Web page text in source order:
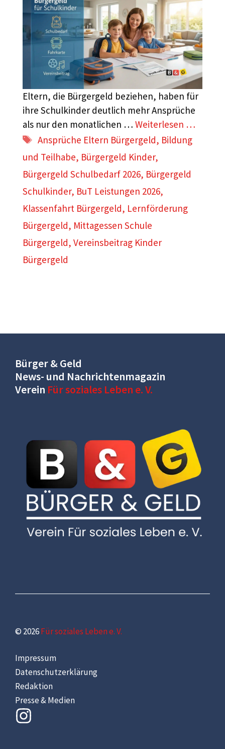
Eltern, die Bürgergeld beziehen, haben für
ihre Schulkinder deutlich mehr Ansprüche
als nur den monatlichen … Weiterlesen …
Schlagwörter
Ansprüche Eltern Bürgergeld, Bildung
und Teilhabe, Bürgergeld Kinder,
Bürgergeld Schulbedarf 2026, Bürgergeld
Schulkinder, BuT Leistungen 2026,
Klassenfahrt Bürgergeld, Lernförderung
Bürgergeld, Mittagessen Schule
Bürgergeld, Vereinsbeitrag Kinder
Bürgergeld
Bürger & Geld
News- und Nachrichtenmagazin
Verein Für soziales Leben e. V.
© 2026Für soziales Leben e. V.
Impressum
Datenschutzerklärung
Redaktion
Presse & Medien